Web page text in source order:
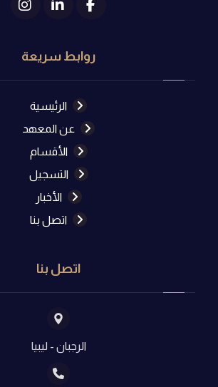
روابط سريعة
الرئيسية
عن المعهد
الأقسام
التسجيل
الأخبار
اتصل بنا
اتصل بنا
الرجبان - ليبيا